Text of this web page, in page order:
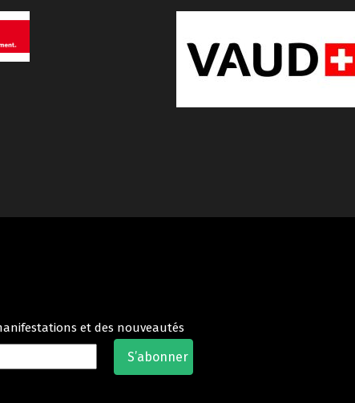
et des nouveautés